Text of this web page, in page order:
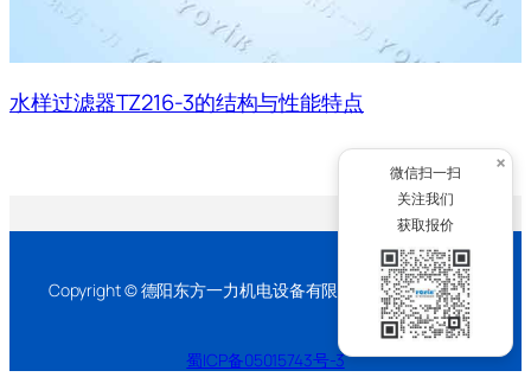
水样过滤器TZ216-3的结构与性能特点
Copyright © 德阳东方一力机电设备有限公司 2026 版权所有
蜀ICP备05015743号-3
×
微信扫一扫
关注我们
获取报价